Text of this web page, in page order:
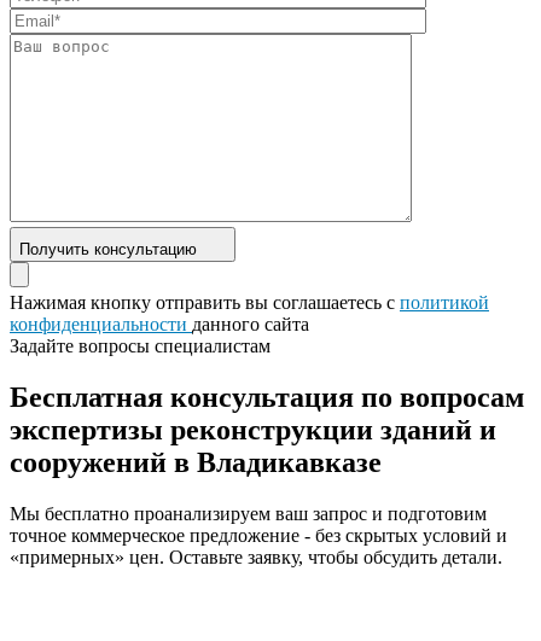
Получить консультацию
Нажимая кнопку отправить вы соглашаетесь с политикой
конфиденциальности данного сайта
Задайте вопросы специалистам
Бесплатная консультация по вопросам
экспертизы реконструкции зданий и
сооружений в Владикавказе
Мы бесплатно проанализируем ваш запрос и подготовим
точное коммерческое предложение - без скрытых условий и
«примерных» цен. Оставьте заявку, чтобы обсудить детали.